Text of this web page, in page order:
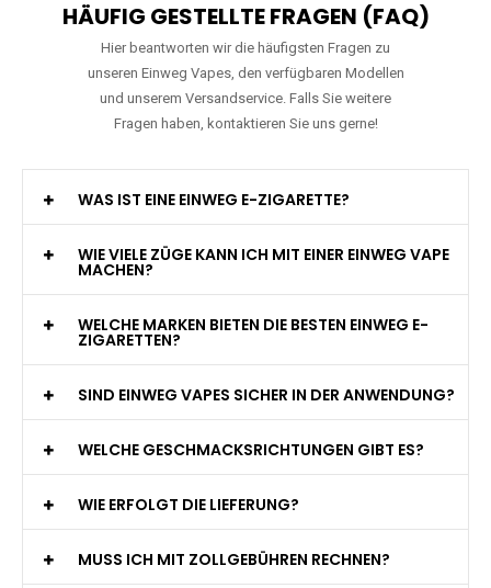
HÄUFIG GESTELLTE FRAGEN (FAQ)
Hier beantworten wir die häufigsten Fragen zu
unseren Einweg Vapes, den verfügbaren Modellen
und unserem Versandservice. Falls Sie weitere
Fragen haben, kontaktieren Sie uns gerne!
WAS IST EINE EINWEG E-ZIGARETTE?
WIE VIELE ZÜGE KANN ICH MIT EINER EINWEG VAPE
MACHEN?
WELCHE MARKEN BIETEN DIE BESTEN EINWEG E-
ZIGARETTEN?
SIND EINWEG VAPES SICHER IN DER ANWENDUNG?
WELCHE GESCHMACKSRICHTUNGEN GIBT ES?
WIE ERFOLGT DIE LIEFERUNG?
MUSS ICH MIT ZOLLGEBÜHREN RECHNEN?